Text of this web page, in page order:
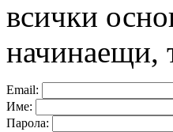
всички
начинаещи,
Email:
Име:
Парола: